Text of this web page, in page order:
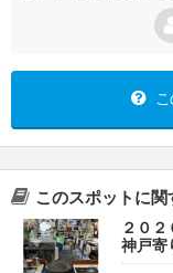
このスポットに関
２０
神戸寄